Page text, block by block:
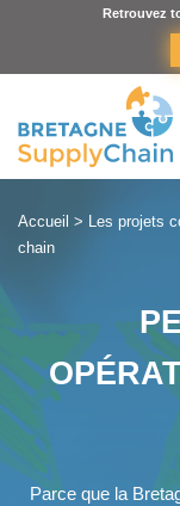
Retrouvez
Accueil > Les projets
chain
Parce que la
Panneau de gestion